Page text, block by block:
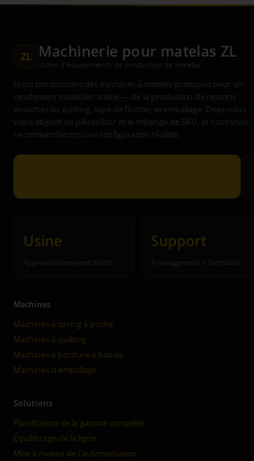
ZL Machinerie pour matelas ZL
Usine d'équipements de production de matelas
Nous construisons des machines à matelas pratiques pour un
rendement quotidien stable — de la production de ressorts
ensachés au quilting, tape de finition, et emballage. Dites-nous
votre objectif de pièces/jour et le mélange de SKU, et nous vous
recommanderons une configuration réaliste.
Usine
Approvisionnement direct
Support
Aménagement + formation
Machines
Machines à spring à poche
Machines à quilting
Machines à bordure à bande
Machines d'emballage
Solutions
Planification de la gamme complète
Équilibrage de la ligne
Mise à niveau de l'automatisation